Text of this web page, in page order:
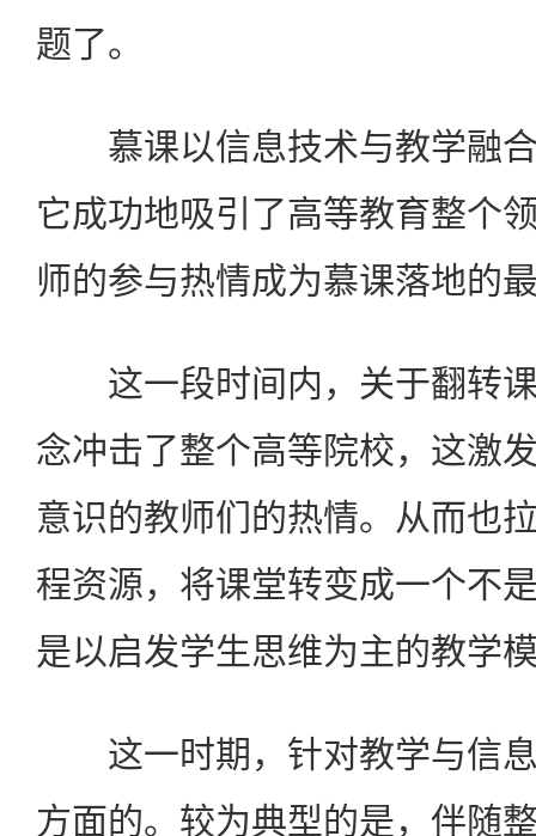
题了。
慕课以信息技术与教学融合
它成功地吸引了高等教育整个
师的参与热情成为慕课落地的
这一段时间内，关于翻转课
念冲击了整个高等院校，这激
意识的教师们的热情。从而也
程资源，将课堂转变成一个不
是以启发学生思维为主的教学
这一时期，针对教学与信息
方面的。较为典型的是，伴随